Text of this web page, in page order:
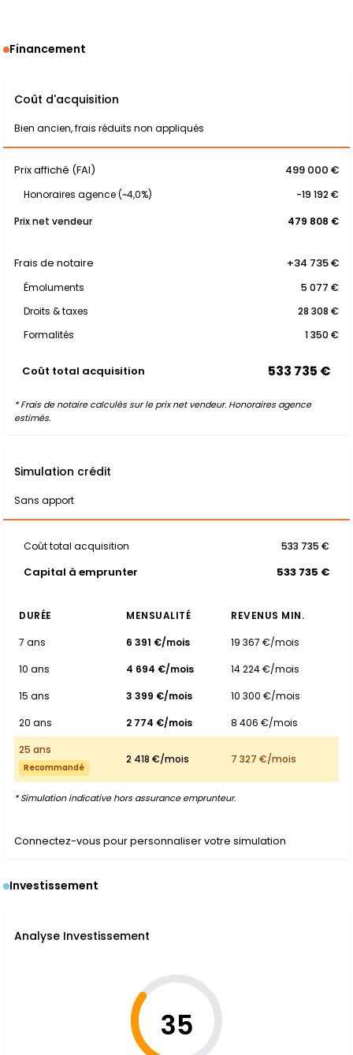
Financement
Coût d'acquisition
Bien ancien, frais réduits non appliqués
Prix affiché (FAI) 499 000 €
Honoraires agence (~4,0%)
-19 192 €
Prix net vendeur
479 808 €
Frais de notaire +34 735 €
Émoluments
5 077 €
Droits & taxes
28 308 €
Formalités
1 350 €
Coût total acquisition 533 735 €
* Frais de notaire calculés sur le prix net vendeur. Honoraires agence
estimés.
Simulation crédit
Sans apport
Coût total acquisition 533 735 €
Capital à emprunter 533 735 €
DURÉE MENSUALITÉ
REVENUS MIN.
7 ans
6 391 €/mois
19 367 €/mois
10 ans
4 694 €/mois
14 224 €/mois
15 ans
3 399 €/mois
10 300 €/mois
20 ans
2 774 €/mois
8 406 €/mois
25 ans
Recommandé
2 418 €/mois 7 327 €/mois
* Simulation indicative hors assurance emprunteur.
Connectez-vous pour personnaliser votre simulation
Investissement
Analyse Investissement
35